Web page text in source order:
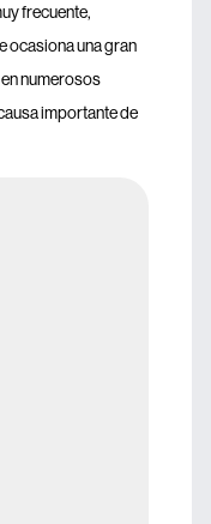
frecuente,
ocasiona una gran
numerosos
importante de